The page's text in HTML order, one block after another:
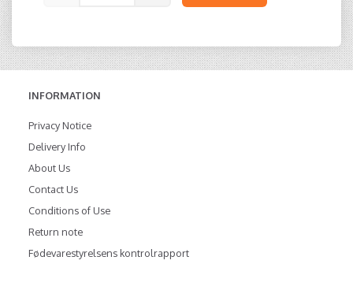
INFORMATION
Privacy Notice
Delivery Info
About Us
Contact Us
Conditions of Use
Return note
Fødevarestyrelsens kontrolrapport